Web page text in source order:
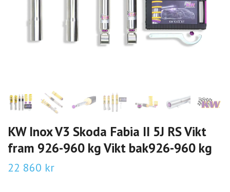
KW Inox V3 Skoda Fabia II 5J RS Vikt
fram 926-960 kg Vikt bak926-960 kg
22 860 kr